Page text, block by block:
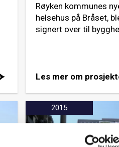
Røyken kommunes
helsehus på Bråset,
signert over til
Les mer om
2015